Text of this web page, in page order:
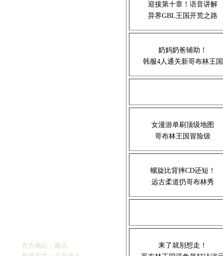
官方网站： 腾讯
迎接第十章！语音讲解
异界GBL王国开荒之路
奶妈奶爸辅助！
韩服4人通关新哥布林王国
女漫游单刷顶级地图
哥布林王国冒险级
螺旋比背摔CD还短！
远古柔道扔哥布林秀
来了就别想走！